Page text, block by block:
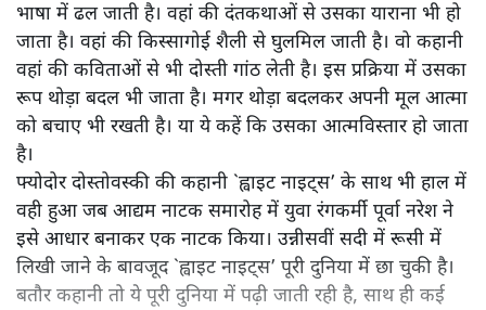
भाषा में ढल जाती है। वहां की दंतकथाओं से उसका याराना भी हो
जाता है। वहां की किस्सागोई शैली से घुलमिल जाती है। वो कहानी
वहां की कविताओं से भी दोस्ती गांठ लेती है। इस प्रक्रिया में उसका
रूप थोड़ा बदल भी जाता है। मगर थोड़ा बदलकर अपनी मूल आत्मा
को बचाए भी रखती है। या ये कहें कि उसका आत्मविस्तार हो जाता
है।
फ्योदोर दोस्तोवस्की की कहानी `ह्वाइट नाइट्स’ के साथ भी हाल में
वही हुआ जब आद्यम नाटक समारोह में युवा रंगकर्मी पूर्वा नरेश ने
इसे आधार बनाकर एक नाटक किया। उन्नीसवीं सदी में रूसी में
लिखी जाने के बावजूद `ह्वाइट नाइट्स’ पूरी दुनिया में छा चुकी है।
बतौर कहानी तो ये पूरी दुनिया में पढ़ी जाती रही है, साथ ही कई